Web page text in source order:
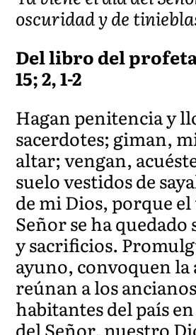
oscuridad y de
Del libro del profeta
15; 2, 1-2
Hagan penitencia y
sacerdotes; giman,
altar; vengan,
suelo vestidos de
de mi Dios, porque
Señor se ha
y sacrificios.
ayuno, convoquen la
reúnan a los
habitantes del país
del Señor, nuestro